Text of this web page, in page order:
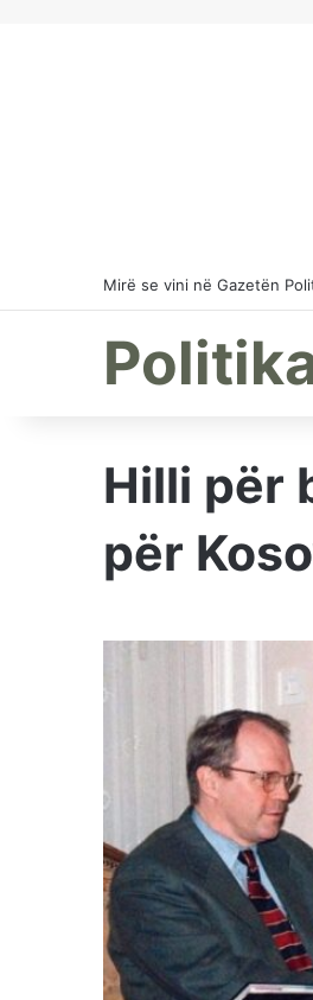
Mirë se vini në Gazetën
Hilli për
për